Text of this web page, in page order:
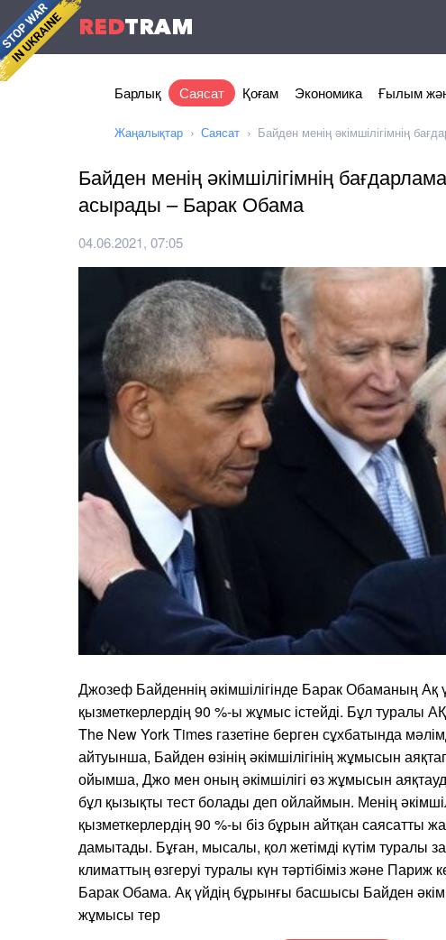
REDTRAM
Барлық Саясат Қоғам Экономика Ғылым
Жаңалықтар Саясат Байден менің әкімшілігімнің
Байден менің әкімшілігімнің
асырады – Барак Обама
04.06.2021, 07:05
Джозеф Байденнің әкімшілігінде Барак Обаманың
қызметкерлердің 90 %-ы жұмыс істейді. Бұл туралы
The New York Times газетіне берген сұхбатында
айтуынша, Байден өзінің әкімшілігінің жұмысын
ойымша, Джо мен оның әкімшілігі өз жұмысын
бұл қызықты тест болады деп ойлаймын. Менің
қызметкерлердің 90 %-ы біз бұрын айтқан саясатты
дамытады. Бұған, мысалы, қол жетімді күтім туралы
климаттың өзгеруі туралы күн тәртібіміз және Париж
Барак Обама. Ақ үйдің бұрынғы басшысы Байден
жұмысы тер